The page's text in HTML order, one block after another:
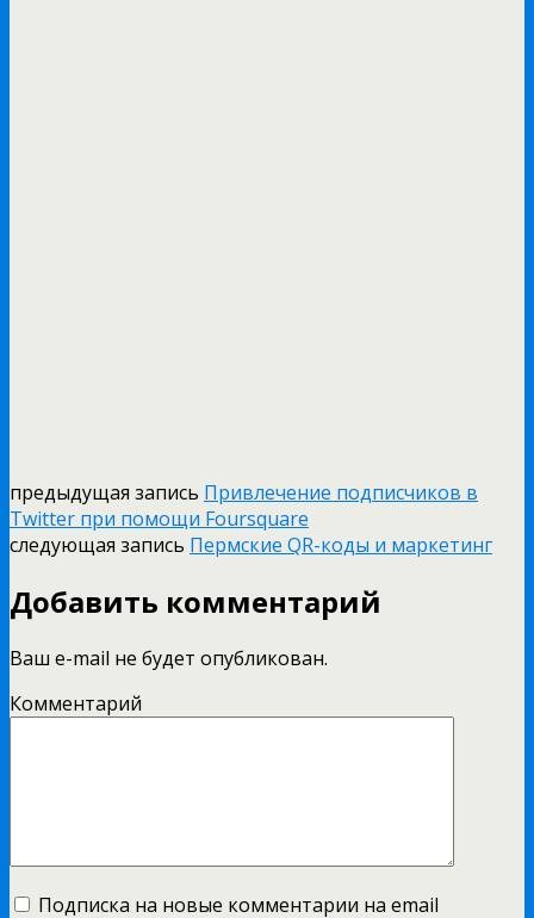
предыдущая запись Привлечение подписчиков в
Twitter при помощи Foursquare
следующая запись Пермские QR-коды и маркетинг
Добавить комментарий
Ваш e-mail не будет опубликован.
Комментарий
Подписка на новые комментарии на email